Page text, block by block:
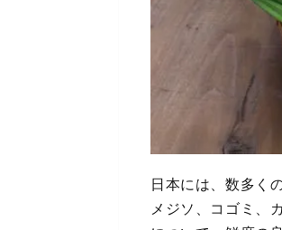
日本には、数多く
メジソ、コゴミ、